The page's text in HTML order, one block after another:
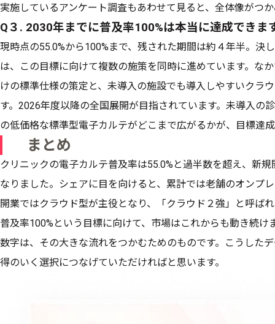
実施しているアンケート調査もあわせて見ると、全体像がつ
Q３. 2030年までに普及率100%は本当に達成できま
現時点の55.0%から100%まで、残された期間は約４年半。決
は、この目標に向けて複数の施策を同時に進めています。な
けの標準仕様の策定と、未導入の施設でも導入しやすいクラ
す。2026年度以降の全国展開が目指されています。未導入の
の低価格な標準型電子カルテがどこまで広がるかが、目標達
まとめ
クリニックの電子カルテ普及率は55.0%と過半数を超え、新
なりました。シェアに目を向けると、累計では老舗のオンプ
開業ではクラウド型が主役となり、「クラウド２強」と呼ば
普及率100%という目標に向けて、市場はこれからも動き続
数字は、その大きな流れをつかむためのものです。こうした
得のいく選択につなげていただければと思います。